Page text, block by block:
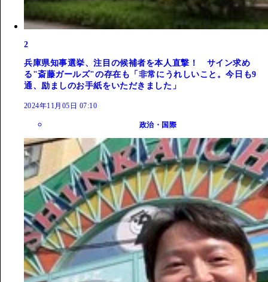
2
兵庫県知事選挙、注目の候補者を本人直撃！ サイン求め
る"斎藤ガールズ"の存在も「非常にうれしいこと。今日も9
通、励ましのお手紙をいただきました」
2024年11月05日 07:10
政治・国際